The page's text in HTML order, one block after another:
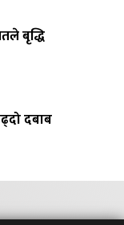
बृद्धि
दबाब